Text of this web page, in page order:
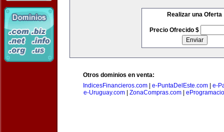
Realizar una Oferta
Precio Ofrecido $
Otros dominios en venta:
IndicesFinancieros.com
e-PuntaDelEste.com
e-
e-Uruguay.com
ZonaCompras.com